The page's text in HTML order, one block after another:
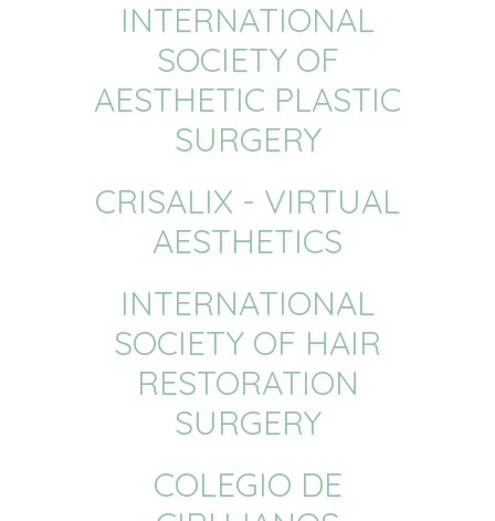
INTERNATIONAL
SOCIETY OF
AESTHETIC PLASTIC
SURGERY
CRISALIX - VIRTUAL
AESTHETICS
INTERNATIONAL
SOCIETY OF HAIR
RESTORATION
SURGERY
COLEGIO DE